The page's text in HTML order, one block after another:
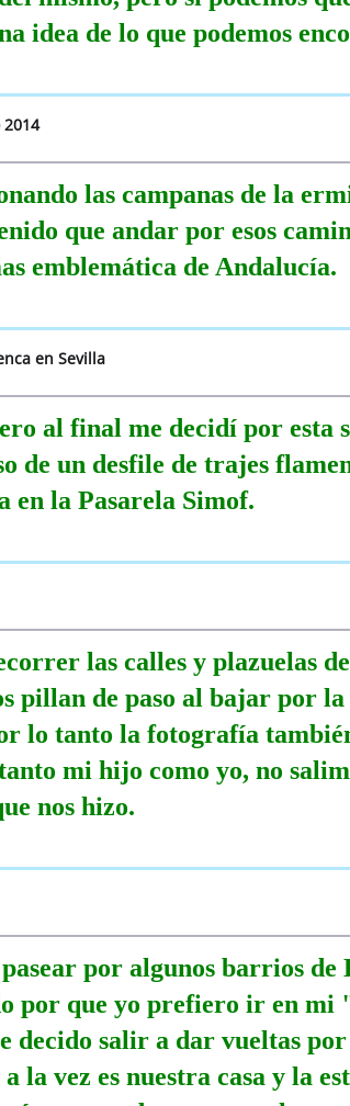
idea de lo que podemos
las campanas de la
que andar por esos
emblemática de Andalucía.
en Sevilla
al final me decidí por esta
de un desfile de trajes
en la Pasarela Simof.
las calles y plazuelas
pillan de paso al bajar por
lo tanto la fotografía
mi hijo como yo, no
nos hizo.
por algunos barrios
por que yo prefiero ir en
decido salir a dar vueltas
la vez es nuestra casa y la